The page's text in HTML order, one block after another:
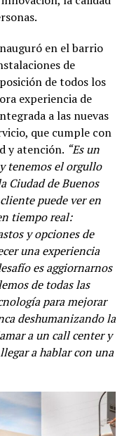
en el barrio
de
de todos los
experiencia de
a las nuevas
que cumple con
y atención. “Es un
tenemos el orgullo
Ciudad de Buenos
puede ver en
tiempo real:
y opciones de
una experiencia
es aggiornarnos
de todas las
para mejorar
deshumanizando la
a un call center y
a hablar con una